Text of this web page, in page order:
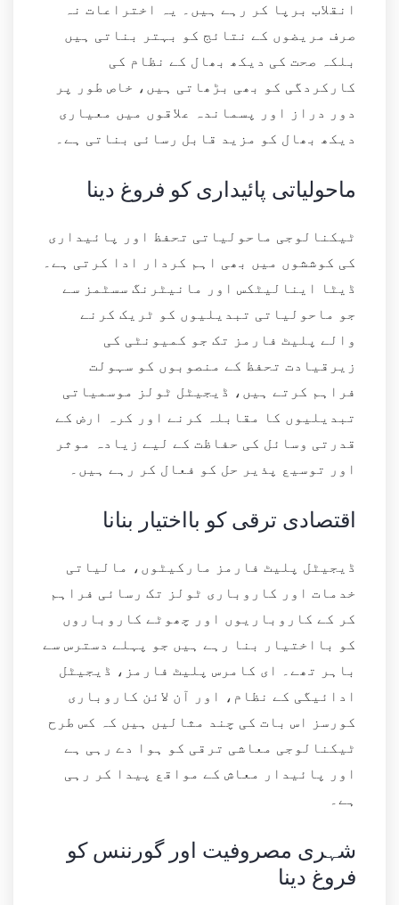
انقلاب برپا کر رہے ہیں۔ یہ اختراعات نہ
صرف مریضوں کے نتائج کو بہتر بناتی ہیں
بلکہ صحت کی دیکھ بھال کے نظام کی
کارکردگی کو بھی بڑھاتی ہیں، خاص طور پر
دور دراز اور پسماندہ علاقوں میں معیاری
دیکھ بھال کو مزید قابل رسائی بناتی ہے۔
ماحولیاتی پائیداری کو فروغ دینا
ٹیکنالوجی ماحولیاتی تحفظ اور پائیداری
کی کوششوں میں بھی اہم کردار ادا کرتی ہے۔
ڈیٹا اینالیٹکس اور مانیٹرنگ سسٹمز سے
جو ماحولیاتی تبدیلیوں کو ٹریک کرنے
والے پلیٹ فارمز تک جو کمیونٹی کی
زیرقیادت تحفظ کے منصوبوں کو سہولت
فراہم کرتے ہیں، ڈیجیٹل ٹولز موسمیاتی
تبدیلیوں کا مقابلہ کرنے اور کرہ ارض کے
قدرتی وسائل کی حفاظت کے لیے زیادہ موثر
اور توسیع پذیر حل کو فعال کر رہے ہیں۔
اقتصادی ترقی کو بااختیار بنانا
ڈیجیٹل پلیٹ فارمز مارکیٹوں، مالیاتی
خدمات اور کاروباری ٹولز تک رسائی فراہم
کر کے کاروباریوں اور چھوٹے کاروباروں
کو بااختیار بنا رہے ہیں جو پہلے دسترس سے
باہر تھے۔ ای کامرس پلیٹ فارمز، ڈیجیٹل
ادائیگی کے نظام، اور آن لائن کاروباری
کورسز اس بات کی چند مثالیں ہیں کہ کس طرح
ٹیکنالوجی معاشی ترقی کو ہوا دے رہی ہے
اور پائیدار معاش کے مواقع پیدا کر رہی
ہے۔
شہری مصروفیت اور گورننس کو
فروغ دینا